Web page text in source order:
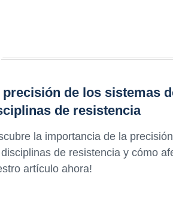
precisión de los sistemas
de resistencia
la importancia de la
disciplinas de resistencia y cómo
artículo ahora!